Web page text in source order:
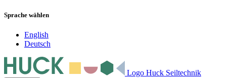
Sprache wählen
English
Deutsch
Logo Huck Seiltechnik